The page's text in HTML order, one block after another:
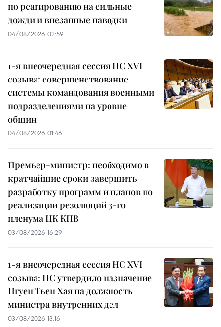
по реагированию на сильные
дожди и внезапные паводки
04/08/2026 02:59
1-я внеочередная сессия НС XVI
созыва: совершенствование
системы командования военными
подразделениями на уровне
общин
04/08/2026 01:46
Премьер-министр: необходимо в
кратчайшие сроки завершить
разработку программ и планов по
реализации резолюций 3-го
пленума ЦК КПВ
03/08/2026 16:29
1-я внеочередная сессия НС XVI
созыва: НС утвердило назначение
Нгуен Тьен Хая на должность
министра внутренних дел
03/08/2026 13:16